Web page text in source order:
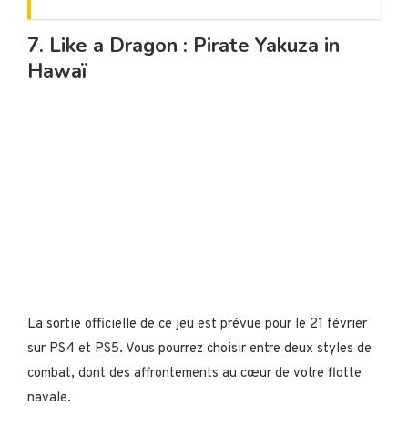
7. Like a Dragon : Pirate Yakuza in
Hawaï
La sortie officielle de ce jeu est prévue pour le 21 février
sur PS4 et PS5. Vous pourrez choisir entre deux styles de
combat, dont des affrontements au cœur de votre flotte
navale.